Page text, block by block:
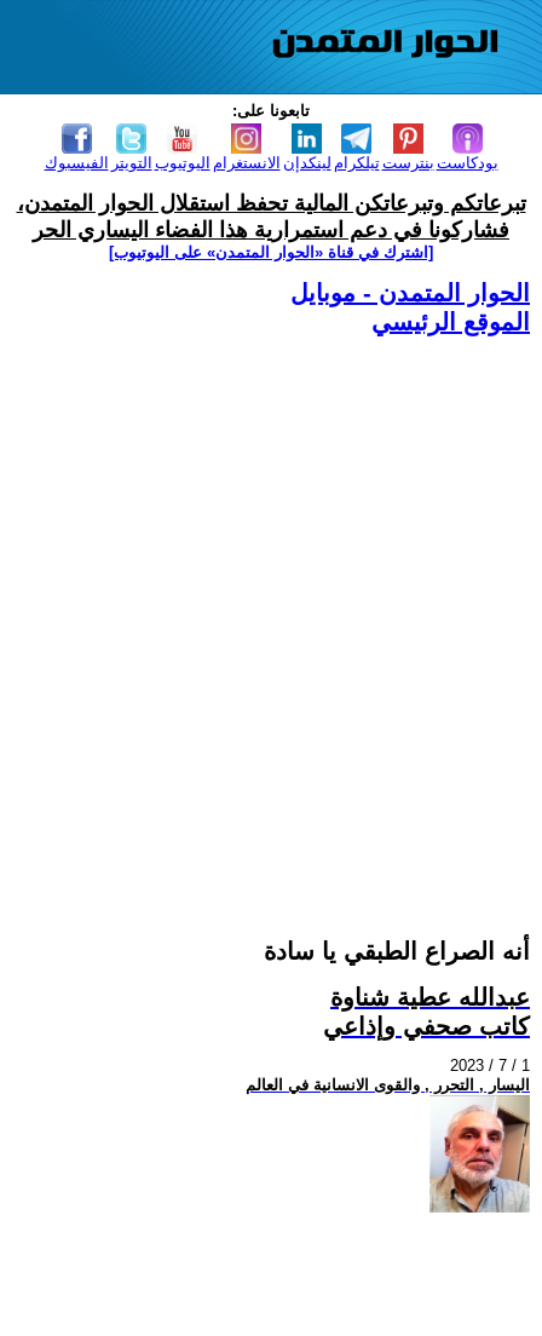
تابعونا على:
الفيسبوك التويتر اليوتيوب الانستغرام لينكدإن تيلكرامبنترست بودكاست
تبرعاتكم وتبرعاتكن المالية تحفظ استقلال الحوار المتمدن،
فشاركونا في دعم استمرارية هذا الفضاء اليساري الحر
[اشترك في قناة ‫«الحوار المتمدن» على اليوتيوب]
الحوار المتمدن - موبايل
الموقع الرئيسي
أنه الصراع الطبقي يا سادة
عبدالله عطية شناوة
كاتب صحفي وإذاعي
2023 / 7 / 1
اليسار , التحرر , والقوى الانسانية في العالم